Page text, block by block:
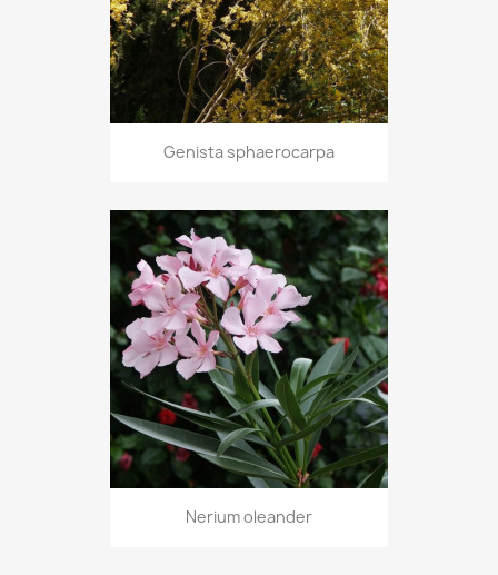
Genista sphaerocarpa
Nerium oleander